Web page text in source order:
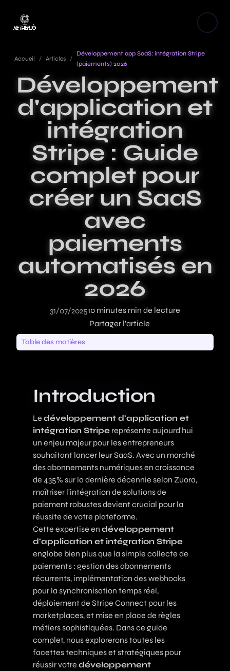
Accueil / Articles /
Développement app SaaS: intégration Stripe
(paiements) 2026
Développement
d'application et
intégration
Stripe : Guide
complet pour
créer un SaaS
avec
paiements
automatisés en
2026
31/07/202510 minutes min de lecture
Partager l'article
Table des matières
Introduction
Le développement d'application et
intégration Stripe représente aujourd'hui
un enjeu majeur pour les entrepreneurs
souhaitant lancer leur SaaS. Avec un marché
des abonnements numériques en croissance
de 435% sur la dernière décennie selon Zuora,
maîtriser l'intégration de solutions de
paiement robustes devient crucial pour la
réussite de votre plateforme.
Cette expertise en développement
d'application et intégration Stripe
englobe bien plus que la simple collecte de
paiements : gestion des abonnements
récurrents, implémentation des webhooks
pour la synchronisation temps réel,
déploiement de Stripe Connect pour les
marketplaces, et mise en place de règles
métiers sophistiquées. Dans ce guide
complet, nous explorerons toutes les
facettes techniques et stratégiques pour
réussir votre développement